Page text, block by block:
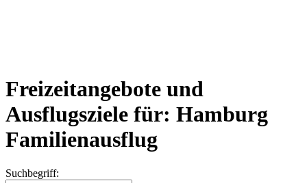
Freizeitangebote und
Ausflugsziele für: Hamburg
Familienausflug
Suchbegriff: